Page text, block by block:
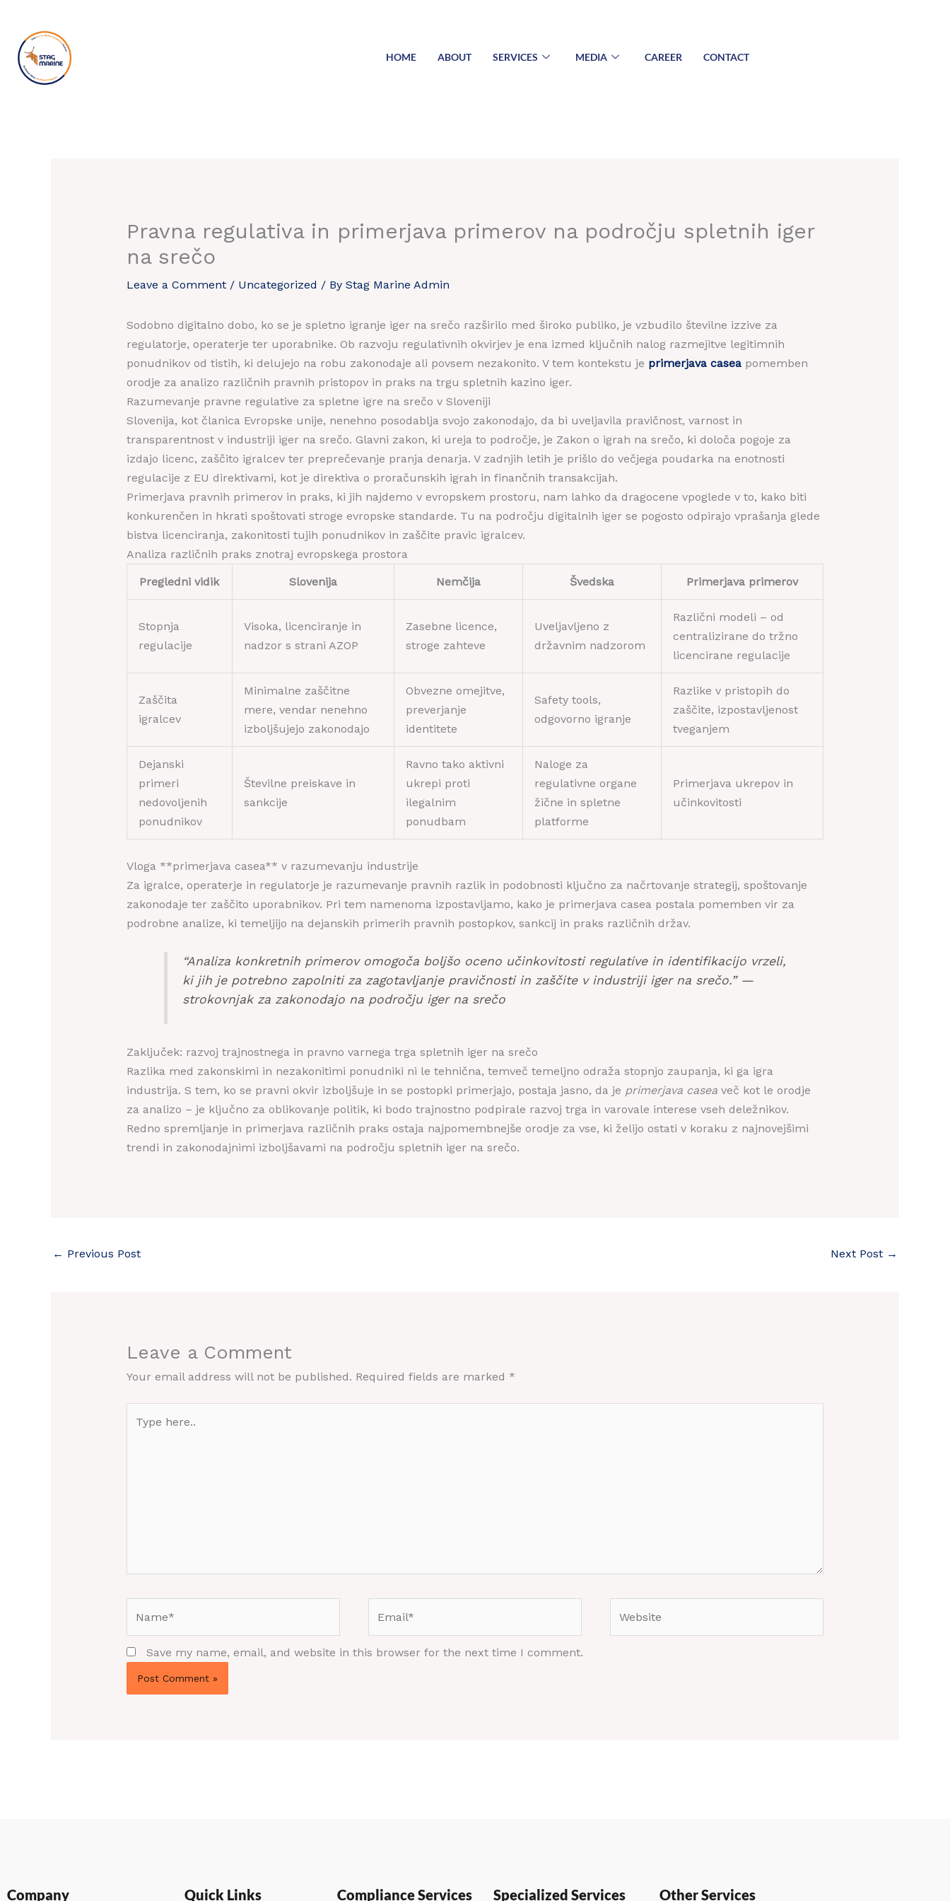
content
HOME ABOUT SERVICES MEDIA CAREER CONTACT
Pravna regulativa in primerjava primerov na področju spletnih iger
na srečo
Leave a Comment / Uncategorized / By Stag Marine Admin
Sodobno digitalno dobo, ko se je spletno igranje iger na srečo razširilo med široko publiko, je vzbudilo številne izzive za
regulatorje, operaterje ter uporabnike. Ob razvoju regulativnih okvirjev je ena izmed ključnih nalog razmejitve legitimnih
ponudnikov od tistih, ki delujejo na robu zakonodaje ali povsem nezakonito. V tem kontekstu je primerjava caseapomemben
orodje za analizo različnih pravnih pristopov in praks na trgu spletnih kazino iger.
Razumevanje pravne regulative za spletne igre na srečo v Sloveniji
Slovenija, kot članica Evropske unije, nenehno posodablja svojo zakonodajo, da bi uveljavila pravičnost, varnost in
transparentnost v industriji iger na srečo. Glavni zakon, ki ureja to področje, je Zakon o igrah na srečo, ki določa pogoje za
izdajo licenc, zaščito igralcev ter preprečevanje pranja denarja. V zadnjih letih je prišlo do večjega poudarka na enotnosti
regulacije z EU direktivami, kot je direktiva o proračunskih igrah in finančnih transakcijah.
Primerjava pravnih primerov in praks, ki jih najdemo v evropskem prostoru, nam lahko da dragocene vpoglede v to, kako biti
konkurenčen in hkrati spoštovati stroge evropske standarde. Tu na področju digitalnih iger se pogosto odpirajo vprašanja glede
bistva licenciranja, zakonitosti tujih ponudnikov in zaščite pravic igralcev.
Analiza različnih praks znotraj evropskega prostora
Pregledni vidik Slovenija Nemčija Švedska Primerjava primerov
Stopnja
regulacije
Visoka, licenciranje in
nadzor s strani AZOP
Zasebne licence,
stroge zahteve
Uveljavljeno z
državnim nadzorom
Različni modeli – od
centralizirane do tržno
licencirane regulacije
Zaščita
igralcev
Minimalne zaščitne
mere, vendar nenehno
izboljšujejo zakonodajo
Obvezne omejitve,
preverjanje
identitete
Safety tools,
odgovorno igranje
Razlike v pristopih do
zaščite, izpostavljenost
tveganjem
Dejanski
primeri
nedovoljenih
ponudnikov
Številne preiskave in
sankcije
Ravno tako aktivni
ukrepi proti
ilegalnim
ponudbam
Naloge za
regulativne organe
žične in spletne
platforme
Primerjava ukrepov in
učinkovitosti
Vloga **primerjava casea** v razumevanju industrije
Za igralce, operaterje in regulatorje je razumevanje pravnih razlik in podobnosti ključno za načrtovanje strategij, spoštovanje
zakonodaje ter zaščito uporabnikov. Pri tem namenoma izpostavljamo, kako je primerjava casea postala pomemben vir za
podrobne analize, ki temeljijo na dejanskih primerih pravnih postopkov, sankcij in praks različnih držav.
“Analiza konkretnih primerov omogoča boljšo oceno učinkovitosti regulative in identifikacijo vrzeli,
ki jih je potrebno zapolniti za zagotavljanje pravičnosti in zaščite v industriji iger na srečo.” —
strokovnjak za zakonodajo na področju iger na srečo
Zaključek: razvoj trajnostnega in pravno varnega trga spletnih iger na srečo
Razlika med zakonskimi in nezakonitimi ponudniki ni le tehnična, temveč temeljno odraža stopnjo zaupanja, ki ga igra
industrija. S tem, ko se pravni okvir izboljšuje in se postopki primerjajo, postaja jasno, da je primerjava caseaveč kot le orodje
za analizo – je ključno za oblikovanje politik, ki bodo trajnostno podpirale razvoj trga in varovale interese vseh deležnikov.
Redno spremljanje in primerjava različnih praks ostaja najpomembnejše orodje za vse, ki želijo ostati v koraku z najnovejšimi
trendi in zakonodajnimi izboljšavami na področju spletnih iger na srečo.
← Previous Post Next Post →
Leave a Comment
Your email address will not be published. Required fields are marked *
here..
Save my name, email, and website in this browser for the next time I comment.
Company Quick Links Compliance Services Specialized Services Other Services